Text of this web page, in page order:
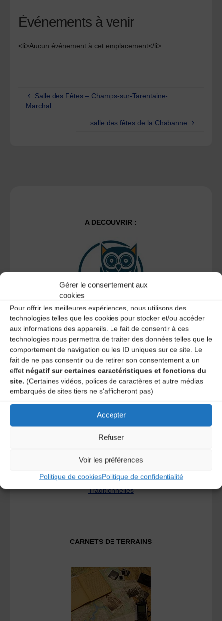
Gérer le consentement aux
cookies
Pour offrir les meilleures expériences, nous utilisons des
technologies telles que les cookies pour stocker et/ou accéder
aux informations des appareils. Le fait de consentir à ces
technologies nous permettra de traiter des données telles que le
comportement de navigation ou les ID uniques sur ce site. Le
fait de ne pas consentir ou de retirer son consentement a un
effet négatif sur certaines caractéristiques et fonctions du
site. (Certaines vidéos, polices de caractères et autre médias
embarqués de sites tiers ne s'afficheront pas)
Accepter
Refuser
Voir les préférences
Politique de cookiesPolitique de confidentialité
Événements à venir
<li>Aucun événement à cet emplacement</li>
Salle des Fêtes – Champs-sur-Tarentaine-
Marchal
salle des fêtes de la Chabanne
A DECOUVRIR :
Le distributeur des musiques Trad'
L’AMTA EST MEMBRE DE LA
Fédération des Associations de Musiques et Danses
Traditionnelles
CARNETS DE TERRAINS